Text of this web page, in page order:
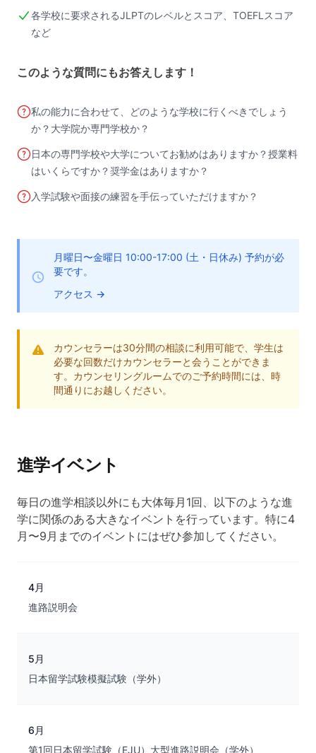
各学校に要求されるJLPTのレベルとスコア、TOEFLスコア
など
このような質問にもお答えします！
私の能力に合わせて、どのような学校に行くべきでしょう
か？大学院か専門学校か？
日本の専門学校や大学についてお勧めはありますか？授業料
はいくらですか？奨学金はありますか？
入学試験や面接の練習を手伝っていただけますか？
月曜日〜金曜日 10:00-17:00 (土・日休み) 予約が必
要です。
アクセス →
カウンセラーは30分間の相談に利用可能で、学生は
必要な回数だけカウンセラーと会うことができま
す。カウンセリングルームでのご予約時間には、時
間通りにお越しください。
進学イベント
毎日の進学相談以外にも大体毎月1回、以下のような進
学に関係のある大きなイベントを行っています。特に4
月〜9月までのイベントにはぜひ参加してください。
4月
進路説明会
5月
日本留学試験模擬試験（学外）
6月
第1回日本留学試験（EJU）大型進路説明会（学外）